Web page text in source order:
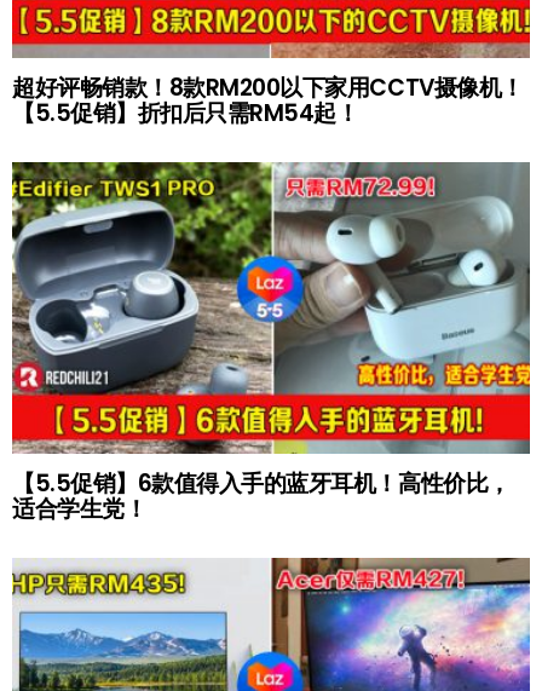
超好评畅销款！8款RM200以下家用CCTV摄像机！
【5.5促销】折扣后只需RM54起！
【5.5促销】6款值得入手的蓝牙耳机！高性价比，
适合学生党！